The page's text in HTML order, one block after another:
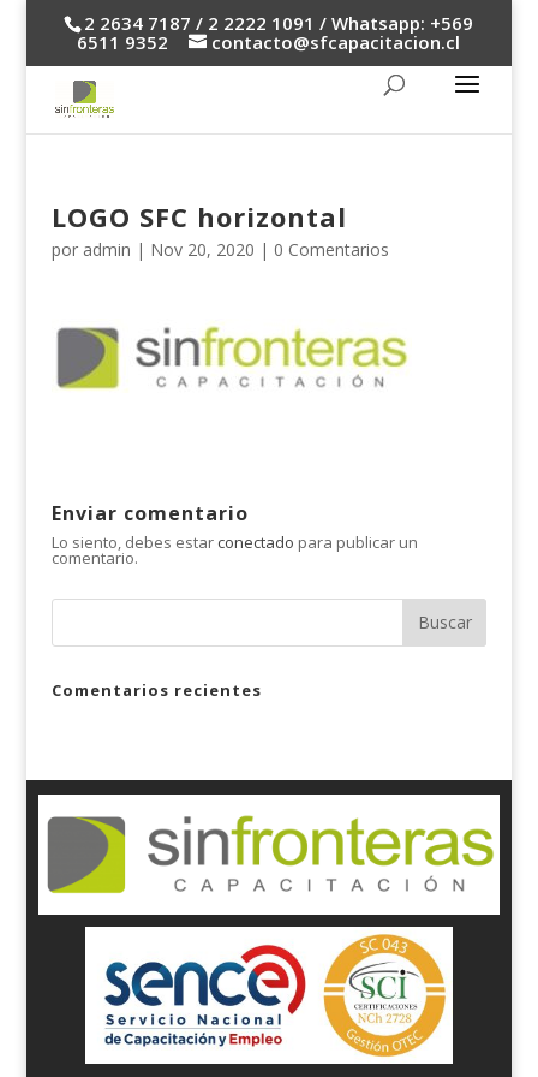
2 2634 7187 / 2 2222 1091 / Whatsapp: +569
6511 9352
contacto@sfcapacitacion.cl
LOGO SFC horizontal
por admin | Nov 20, 2020 | 0 Comentarios
Enviar comentario
Lo siento, debes estar conectado para publicar un
comentario.
Comentarios recientes